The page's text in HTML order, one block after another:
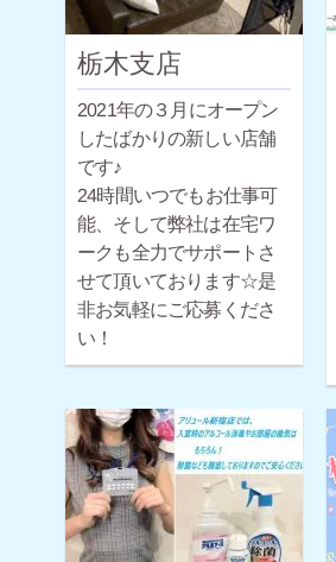
栃木支店
2021年の３月にオープン
したばかりの新しい店舗
です♪
24時間いつでもお仕事可
能、そして弊社は在宅ワ
ークも全力でサポートさ
せて頂いております☆是
非お気軽にご応募くださ
い！